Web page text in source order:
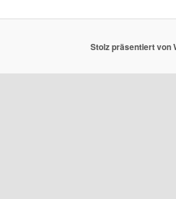
Stolz präsentiert von